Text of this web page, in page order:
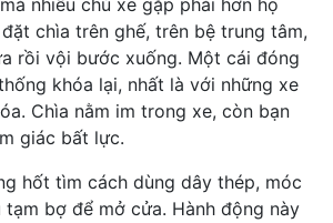
nhiều chủ xe gặp phải hơn họ
chìa trên ghế, trên bệ trung tâm,
rồi vội bước xuống. Một cái đóng
khóa lại, nhất là với những xe
Chìa nằm im trong xe, còn bạn
giác bất lực.
hốt tìm cách dùng dây thép, móc
bợ để mở cửa. Hành động này